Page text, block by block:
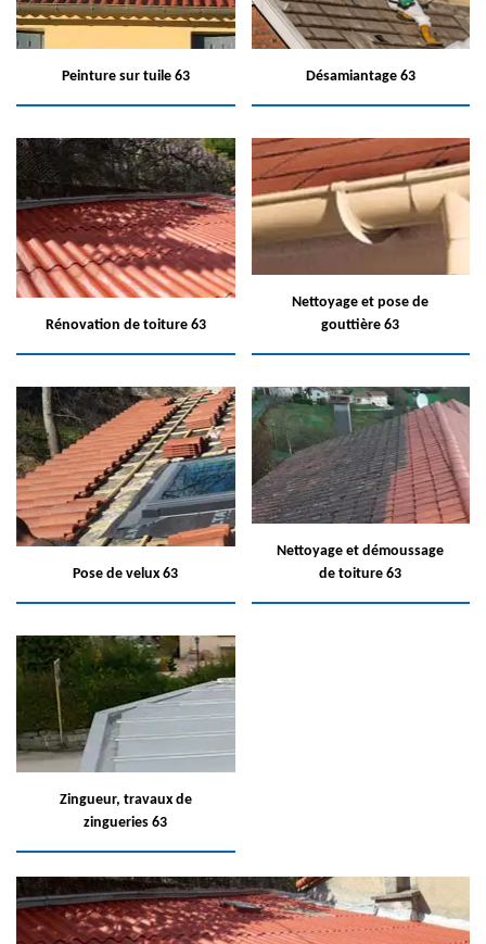
Peinture sur tuile 63 Désamiantage 63
Rénovation de toiture 63
Nettoyage et pose de
gouttière 63
Pose de velux 63
Nettoyage et démoussage
de toiture 63
Zingueur, travaux de
zingueries 63